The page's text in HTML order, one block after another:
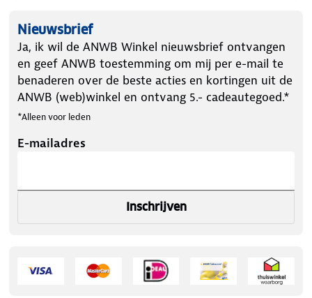
Nieuwsbrief
Ja, ik wil de ANWB Winkel nieuwsbrief ontvangen
en geef ANWB toestemming om mij per e-mail te
benaderen over de beste acties en kortingen uit de
ANWB (web)winkel en ontvang 5.- cadeautegoed.*
*Alleen voor leden
E-mailadres
Inschrijven